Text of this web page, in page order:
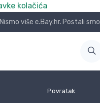
kolačića
Nismo više e.Bay.hr. Postali
Povratak